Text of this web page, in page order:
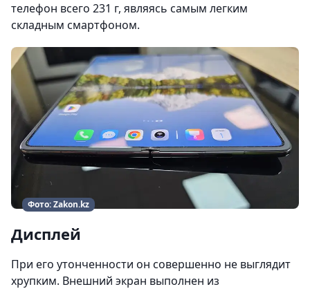
телефон всего 231 г, являясь самым легким
складным смартфоном.
Фото: Zakon.kz
Дисплей
При его утонченности он совершенно не выглядит
хрупким. Внешний экран выполнен из